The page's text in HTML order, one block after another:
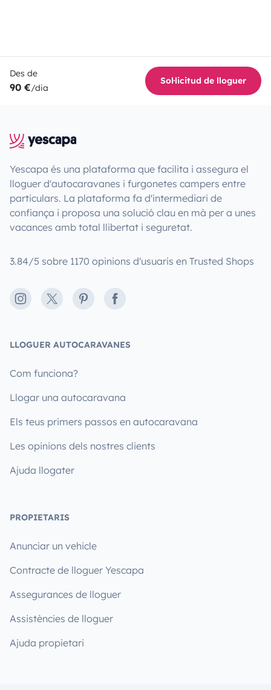
Des de
90 €/dia
Sol·licitud de lloguer
Yescapa és una plataforma que facilita i assegura el
lloguer d'autocaravanes i furgonetes campers entre
particulars. La plataforma fa d'intermediari de
confiança i proposa una solució clau en mà per a unes
vacances amb total llibertat i seguretat.
3.84/5 sobre 1170 opinions d'usuaris en Trusted Shops
Instagram
X PinterestFacebook
LLOGUER AUTOCARAVANES
Com funciona?
Llogar una autocaravana
Els teus primers passos en autocaravana
Les opinions dels nostres clients
Ajuda llogater
PROPIETARIS
Anunciar un vehicle
Contracte de lloguer Yescapa
Assegurances de lloguer
Assistències de lloguer
Ajuda propietari